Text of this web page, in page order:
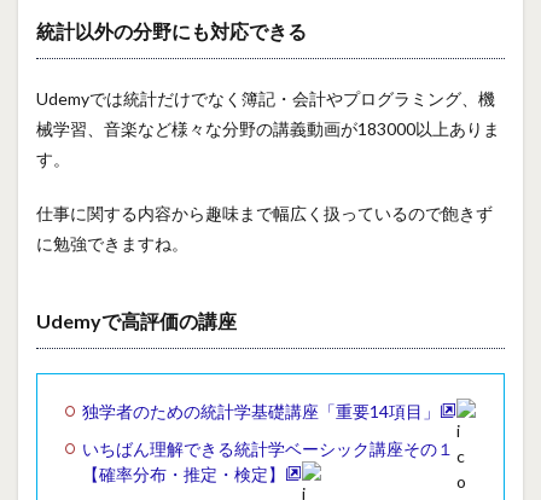
統計以外の分野にも対応できる
Udemyでは統計だけでなく簿記・会計やプログラミング、機
械学習、音楽など様々な分野の講義動画が183000以上ありま
す。
仕事に関する内容から趣味まで幅広く扱っているので飽きず
に勉強できますね。
Udemyで高評価の講座
独学者のための統計学基礎講座「重要14項目」
いちばん理解できる統計学ベーシック講座その１
【確率分布・推定・検定】